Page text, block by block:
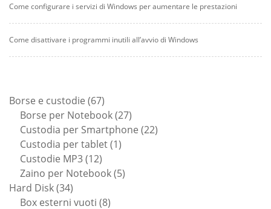
Come configurare i servizi di Windows per aumentare le prestazioni
Come disattivare i programmi inutili all’avvio di Windows
Borse e custodie 6767
prodotti
Borse per Notebook 2727
prodotti
Custodia per Smartphone 2222
Custodia per tablet 11
Custodie MP3 1212
prodotti
Zaino per Notebook 55
Hard Disk 3434
prodotti
Box esterni vuoti 88